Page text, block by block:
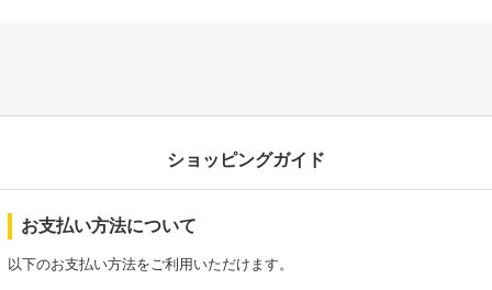
ショッピングガイド
お支払い方法について
以下のお支払い方法をご利用いただけます。